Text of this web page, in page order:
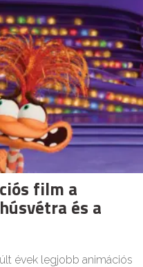
film a
és a
évek legjobb animációs